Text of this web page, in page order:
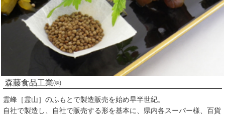
森藤食品工業㈱
霊峰［霊山］のふもとで製造販売を始め早半世紀。
自社で製造し、自社で販売する形を基本に、県内各スーパー様、百貨